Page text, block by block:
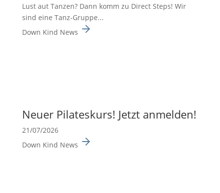
Lust aut Tanzen? Dann komm zu Direct Steps! Wir
sind eine Tanz-Gruppe...
Down Kind News
Neuer Pilates­kurs! Jetzt anmelden!
21/07/2026
Down Kind News